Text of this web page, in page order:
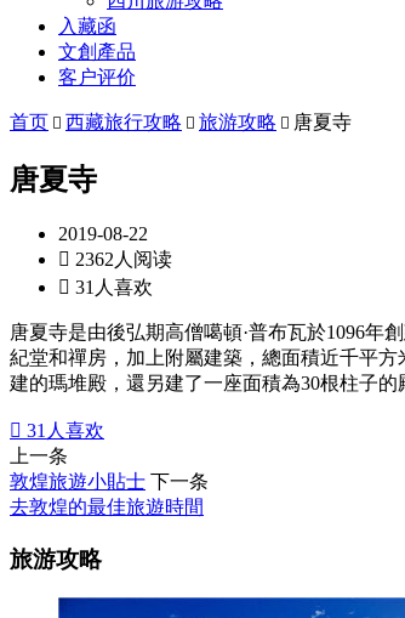
入藏函
文創產品
客户评价
首页  西藏旅行攻略  旅游攻略  唐夏寺
唐夏寺
2019-08-22
 2362人阅读
 31人喜欢
唐夏寺是由後弘期高僧噶頓·普布瓦於1096
紀堂和禪房，加上附屬建築，總面積近千平
建的瑪堆殿，還另建了一座面積為30根柱子的
 31 人喜欢
上一条
敦煌旅遊小貼士 下一条
去敦煌的最佳旅遊時間
旅游攻略